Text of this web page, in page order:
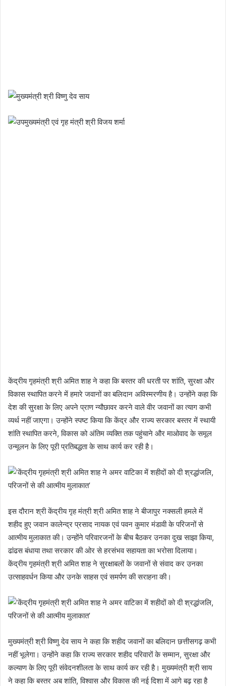
केंद्रीय गृहमंत्री श्री अमित शाह ने कहा कि बस्तर की धरती पर शांति, सुरक्षा और
विकास स्थापित करने में हमारे जवानों का बलिदान अविस्मरणीय है। उन्होंने कहा कि
देश की सुरक्षा के लिए अपने प्राण न्यौछावर करने वाले वीर जवानों का त्याग कभी
व्यर्थ नहीं जाएगा। उन्होंने स्पष्ट किया कि केंद्र और राज्य सरकार बस्तर में स्थायी
शांति स्थापित करने, विकास को अंतिम व्यक्ति तक पहुंचाने और माओवाद के समूल
उन्मूलन के लिए पूरी प्रतिबद्धता के साथ कार्य कर रही है।
इस दौरान श्री केंद्रीय गृह मंत्री श्री अमित शाह ने बीजापुर नक्सली हमले में
शहीद हुए जवान कालेन्द्र प्रसाद नायक एवं पवन कुमार मंडावी के परिजनों से
आत्मीय मुलाकात की। उन्होंने परिवारजनों के बीच बैठकर उनका दुख साझा किया,
ढांढस बंधाया तथा सरकार की ओर से हरसंभव सहायता का भरोसा दिलाया।
केंद्रीय गृहमंत्री श्री अमित शाह ने सुरक्षाबलों के जवानों से संवाद कर उनका
उत्साहवर्धन किया और उनके साहस एवं समर्पण की सराहना की।
मुख्यमंत्री श्री विष्णु देव साय ने कहा कि शहीद जवानों का बलिदान छत्तीसगढ़ कभी
नहीं भूलेगा। उन्होंने कहा कि राज्य सरकार शहीद परिवारों के सम्मान, सुरक्षा और
कल्याण के लिए पूरी संवेदनशीलता के साथ कार्य कर रही है। मुख्यमंत्री श्री साय
ने कहा कि बस्तर अब शांति, विश्वास और विकास की नई दिशा में आगे बढ़ रहा है